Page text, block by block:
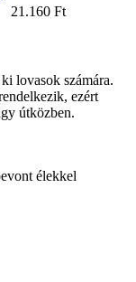
21.160 Ft
lovasok számára.
ezért
útközben.
élekkel